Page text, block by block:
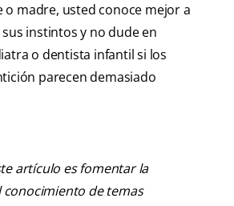
o madre, usted conoce mejor a
instintos y no dude en
o dentista infantil si los
parecen demasiado
artículo es fomentar la
de temas